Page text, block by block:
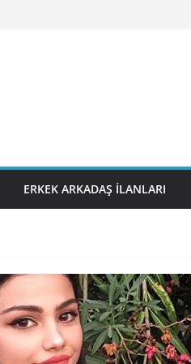
ERKEK ARKADAŞ İLANLARI